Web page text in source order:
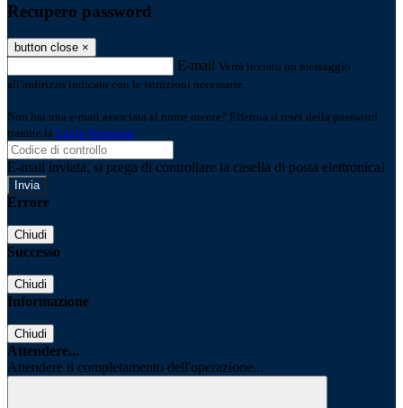
Recupero password
button close ×
E-mail Verrà inviato un messaggio
all'indirizzo indicato con le istruzioni necessarie.
Non hai una e-mail associata al nome utente? Effettua il reset della password
tramite la Login Spaggiari
E-mail inviata, si prega di controllare la casella di posta elettronica!
Errore
Chiudi
Successo
Chiudi
Informazione
Chiudi
Attendere...
Attendere il completamento dell'operazione...